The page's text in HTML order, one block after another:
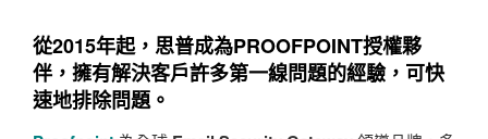
從2015年起，思普成為PROOFPOINT授權夥
伴，擁有解決客戶許多第一線問題的經驗，可快
速地排除問題。